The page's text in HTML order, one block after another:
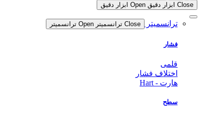
Close ابزار دقیق Open ابزار دقیق
ترانسمیتر Close ترانسمیتر Open ترانسمیتر
فشار
قلمی
اختلاف فشار
هارت - Hart
سطح